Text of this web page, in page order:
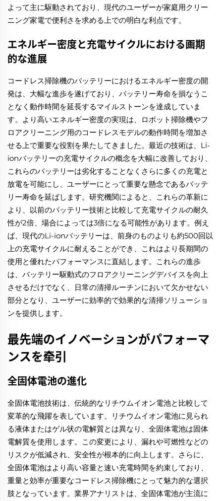
よって主に駆動されており、現代のユーザーが家庭用クリー
ニング家電で便利さを求める上での明白な利点です。
エネルギー密度と充電サイクルにおける画期
的な進展
コードレス掃除機のバッテリーにおけるエネルギー密度の開
発は、大幅な進歩を遂げており、バッテリー寿命を損なうこ
となく動作時間を延長するマイルストーンを達成していま
す。より高いエネルギー密度の実現は、ロボット掃除機やフ
ロアクリーニング用のコードレスモデルの動作時間を増加さ
せる上で重要な役割を果たしてきました。最近の技術は、Li-
ionバッテリーの充電サイクルの概念を大幅に改善しており、
これらのバッテリーは劣化することなくさらに多くの充電と
放電を可能にし、ユーザーにとって重要な懸念であるバッテ
リー寿命を延ばします。研究機関によると、これらの革新に
より、以前のバッテリー技術と比較して充電サイクルの耐久
性が2倍、場合によっては3倍になる可能性があります。例え
ば、現代のLi-ionバッテリーは、前身のものよりも約500回以
上の充電サイクルに耐えることができ、これはより長期間の
使用と優れたパフォーマンスに直結します。これらの進歩
は、バッテリー駆動式のフロアクリーニングデバイスを向上
させるだけでなく、日常の清掃ルーチンにおいて欠かせない
部分となり、ユーザーに効率的で効果的な清掃ソリューショ
ンを提供します。
最先端のイノベーションがパフォーマ
ンスを牵引
全固体電池の進化
全固体電池技術は、伝統的なリチウムイオン電池と比較して
変革的な飛躍を表しています。リチウムイオン電池に見られ
る液体またはゲル状の電解質とは異なり、全固体電池は固体
電解質を使用します。この変更により、漏れや可燃性などの
リスクが低減され、安全性が根本的に向上します。さらに、
全固体電池はより高い容量と速い充電時間を約束しており、
重量と効率が重要なコードレス掃除機にとって魅力的な選択
肢となっています。業界アナリストは、全固体電池が主流に